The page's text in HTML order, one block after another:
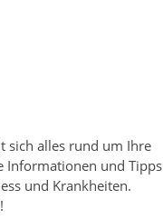
sich alles rund um Ihre
Informationen und Tipps
und Krankheiten.